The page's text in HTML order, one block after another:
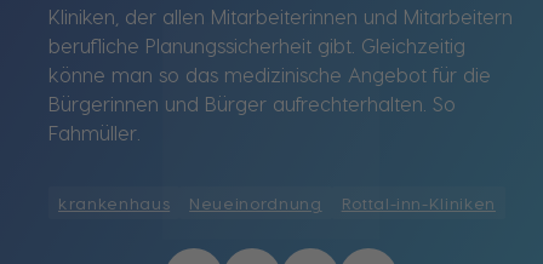
Kliniken, der allen Mitarbeiterinnen und Mitarbeitern
berufliche Planungssicherheit gibt. Gleichzeitig
könne man so das medizinische Angebot für die
Bürgerinnen und Bürger aufrechterhalten. So
Fahmüller.
krankenhaus Neueinordnung Rottal-inn-Kliniken